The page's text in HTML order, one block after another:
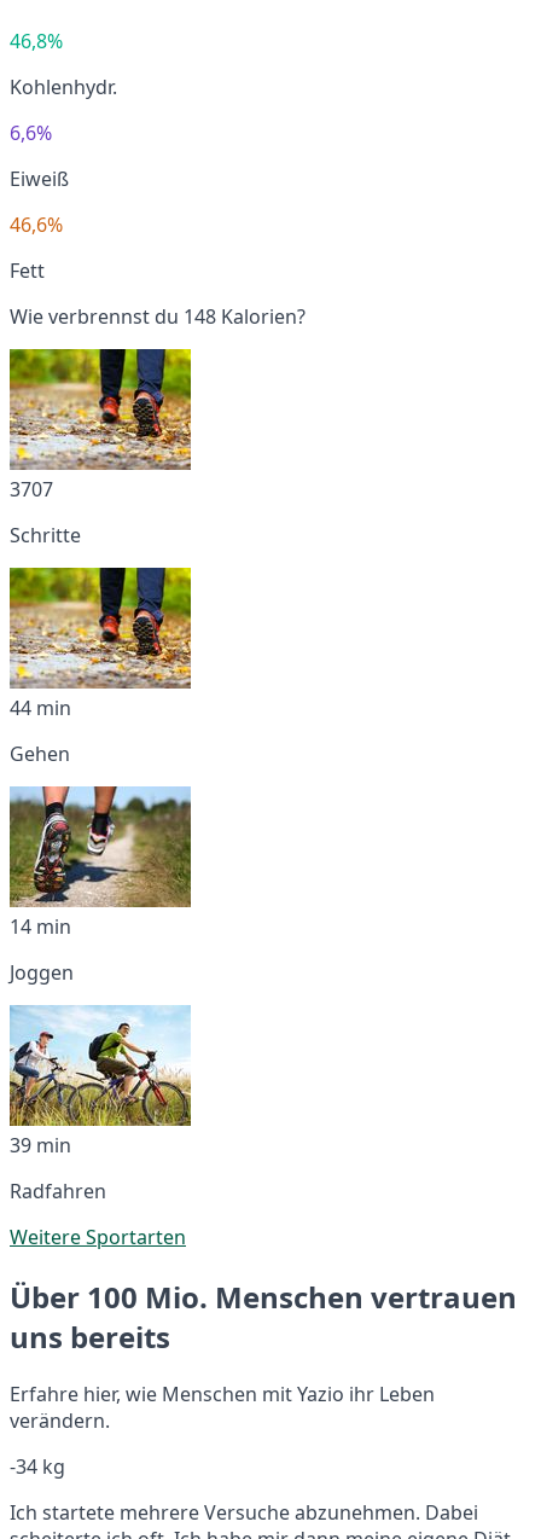
46,8%
Kohlenhydr.
6,6%
Eiweiß
46,6%
Fett
Wie verbrennst du 148 Kalorien?
3707
Schritte
44 min
Gehen
14 min
Joggen
39 min
Radfahren
Weitere Sportarten
Über 100 Mio. Menschen vertrauen
uns bereits
Erfahre hier, wie Menschen mit Yazio ihr Leben
verändern.
-34 kg
Ich startete mehrere Versuche abzunehmen. Dabei